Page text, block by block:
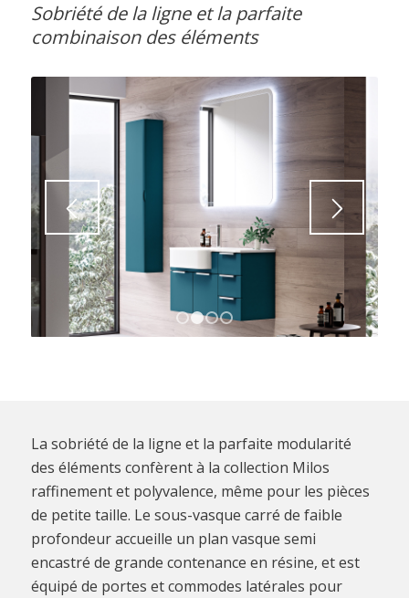
Sobriété de la ligne et la parfaite
combinaison des éléments
1 2 3 4
La sobriété de la ligne et la parfaite modularité
des éléments confèrent à la collection Milos
raffinement et polyvalence, même pour les pièces
de petite taille. Le sous-vasque carré de faible
profondeur accueille un plan vasque semi
encastré de grande contenance en résine, et est
équipé de portes et commodes latérales pour